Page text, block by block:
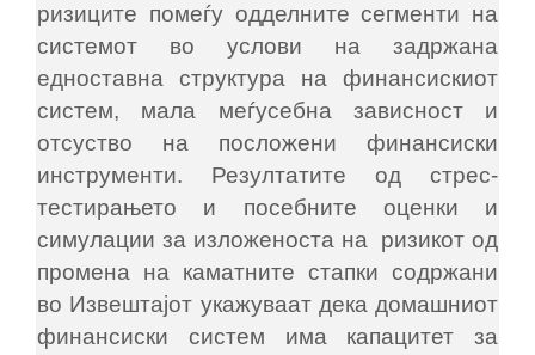
ризиците помеѓу одделните сегменти на
системот во услови на задржана
едноставна структура на финансискиот
систем, мала меѓусебна зависност и
отсуство на посложени финансиски
инструменти. Резултатите од стрес-
тестирањето и посебните оценки и
симулации за изложеноста на ризикот од
промена на каматните стапки содржани
во Извештајот укажуваат дека домашниот
финансиски систем има капацитет за